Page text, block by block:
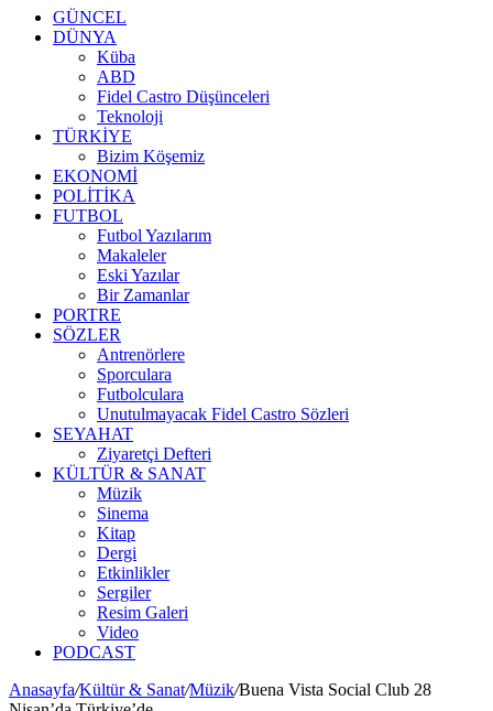
GÜNCEL
DÜNYA
Küba
ABD
Fidel Castro Düşünceleri
Teknoloji
TÜRKİYE
Bizim Köşemiz
EKONOMİ
POLİTİKA
FUTBOL
Futbol Yazılarım
Makaleler
Eski Yazılar
Bir Zamanlar
PORTRE
SÖZLER
Antrenörlere
Sporculara
Futbolculara
Unutulmayacak Fidel Castro Sözleri
SEYAHAT
Ziyaretçi Defteri
KÜLTÜR & SANAT
Müzik
Sinema
Kitap
Dergi
Etkinlikler
Sergiler
Resim Galeri
Video
PODCAST
Anasayfa/Kültür & Sanat/Müzik/Buena Vista Social Club 28